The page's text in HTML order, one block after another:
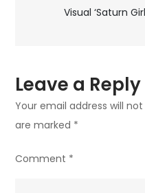
Visual ‘Saturn
Leave a Reply
Your email address will
are marked *
Comment *